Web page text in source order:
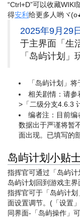
“Ctrl+D”可以收藏WIKI
得安利 给更多人哟ヾ
2025年9月29
于主界面「生
「岛屿计划」
「岛屿计划」
相关剧情：请
>「二级分支4.6.3
编者注：目前编
数据出于严谨将暂
面出现。已填写的
岛屿计划小贴
指挥官可通过「岛屿
岛屿计划回到游戏主界
指挥官可于「岛屿计
面设置调节。(「设置
同界面-「岛屿操作」